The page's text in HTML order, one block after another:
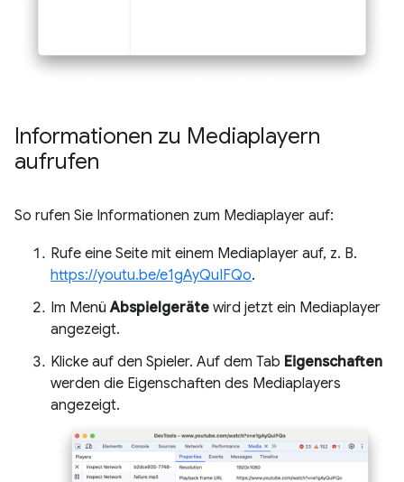
Informationen zu Mediaplayern
aufrufen
So rufen Sie Informationen zum Mediaplayer auf:
Rufe eine Seite mit einem Mediaplayer auf, z. B.
https://youtu.be/e1gAyQuIFQo.
Im MenüAbspielgeräte wird jetzt ein Mediaplayer
angezeigt.
Klicke auf den Spieler. Auf dem Tab Eigenschaften
werden die Eigenschaften des Mediaplayers
angezeigt.